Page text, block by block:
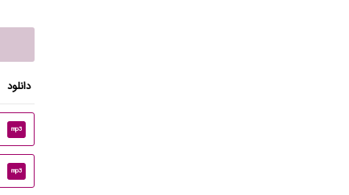
دانلود
mp3
mp3